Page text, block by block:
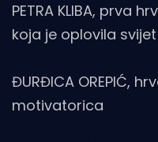
PETRA KLIBA, prva
koja je oplovila svijet
ĐURĐICA OREPIĆ,
motivatorica